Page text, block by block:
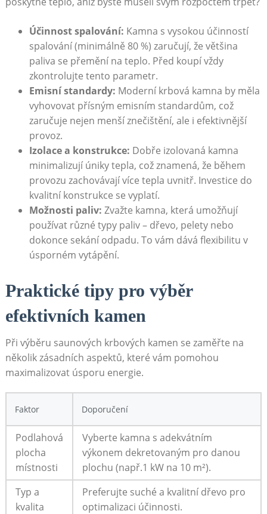
Účinnost spalování: Kamna s vysokou účinností
spalování (minimálně 80 %) zaručují, že většina
paliva se přemění na teplo. Před koupí vždy
zkontrolujte tento parametr.
Emisní standardy: Moderní krbová kamna by měla
vyhovovat přísným emisním standardům, což
zaručuje nejen menší znečištění, ale i efektivnější
provoz.
Izolace a konstrukce: Dobře izolovaná kamna
minimalizují úniky tepla, což znamená, že během
provozu zachovávají více tepla uvnitř. Investice do
kvalitní konstrukce se vyplatí.
Možnosti paliv: Zvažte kamna, která umožňují
používat různé typy paliv – dřevo, pelety nebo
dokonce sekání odpadu. To vám dává flexibilitu v
úsporném vytápění.
Praktické tipy pro výběr
efektivních kamen
Při výběru saunových krbových kamen se zaměřte na
několik zásadních aspektů, které vám pomohou
maximalizovat úsporu energie.
Faktor Doporučení
Podlahová
plocha
místnosti
Vyberte kamna s adekvátním
výkonem dekretovaným pro danou
plochu (např.1 kW na 10 m²).
Typ a
kvalita
Preferujte suché a kvalitní dřevo pro
optimalizaci účinnosti.